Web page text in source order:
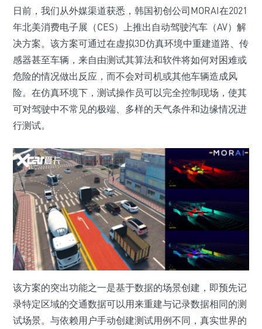
日前，我们从外媒渠道获悉，韩国初创公司MORAI在2021
年北美消费电子展（CES）上推出自动驾驶汽车（AV）解
决方案。该方案可通过在虚拟3D仿真环境中重建道路、传
感器甚至车辆，来自由测试其算法和软件将如何对困难或
危险的情况做出反应，而不会对司机或其他车辆造成风
险。在仿真环境下，测试操作员可以完全控制现场，使其
可对驾驶中不常见的极端、多样的天气条件和边缘情况进
行测试。
该方案的突出功能之一是基于数据的场景创建，即预先记
录特定区域的交通数据可以用来重建与记录数据相同的测
试场景。与依赖用户手动创建测试用例不同，真实世界的